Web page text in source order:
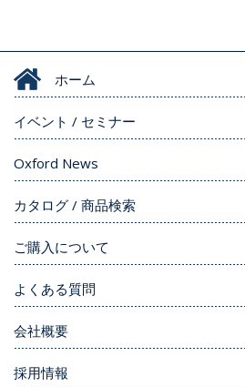
ホーム
イベント / セミナー
Oxford News
カタログ / 商品検索
ご購入について
よくある質問
会社概要
採用情報